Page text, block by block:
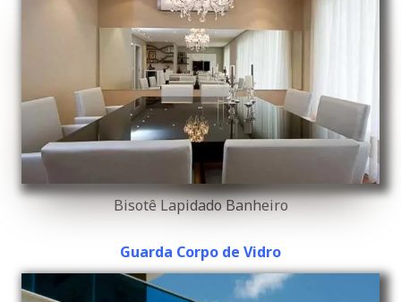
Bisotê Lapidado Banheiro
Guarda Corpo de Vidro